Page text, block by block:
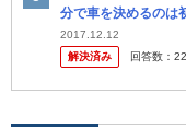
分で車を決めるのは
た。 雪国在住でスノ
強く、今は...
2017.12.12
解決済み
回答数： 22